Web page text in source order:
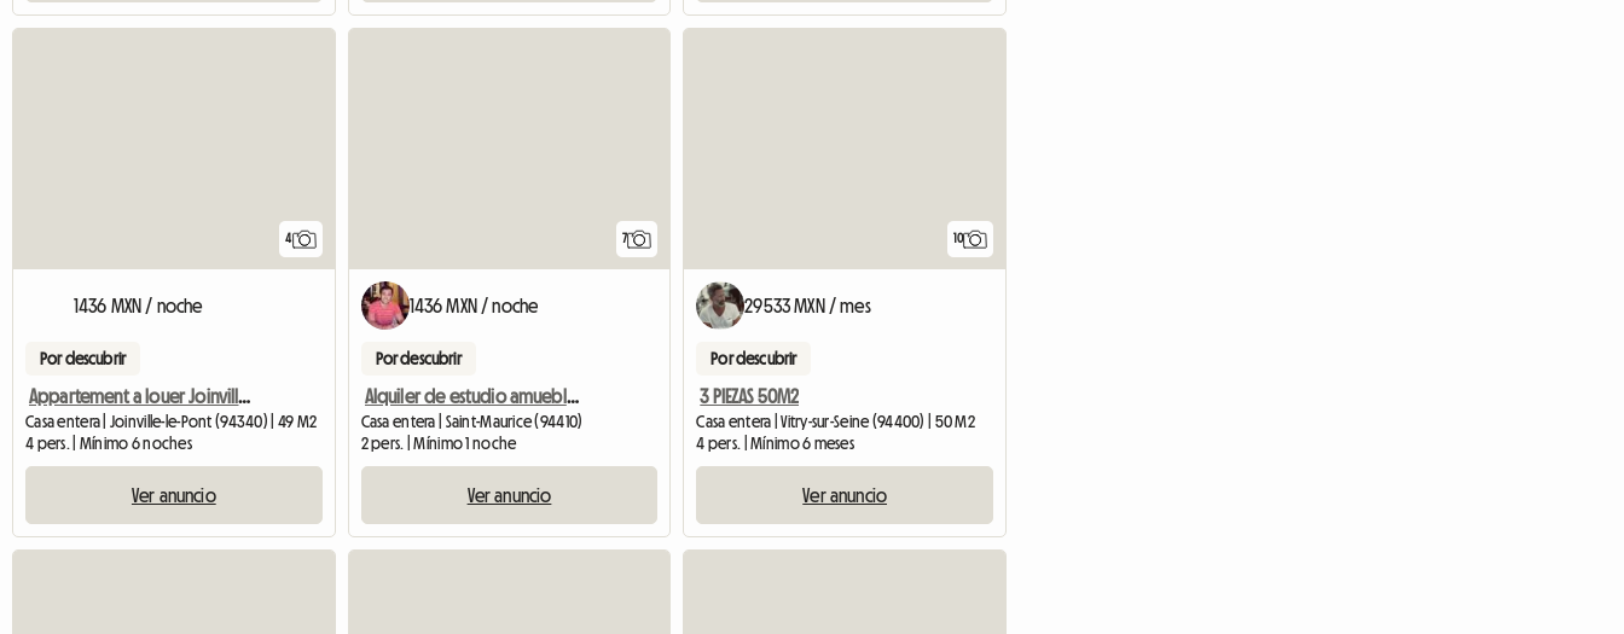
4
1436 MXN / noche
Por descubrir
Appartement a louer Joinville le pont
Casa entera | Joinville-le-Pont (94340) | 49 M2
4 pers. | Mínimo 6 noches
Ver anuncio
7
1436 MXN / noche
Por descubrir
Alquiler de estudio amueblado por 1 mes
Casa entera | Saint-Maurice (94410)
2 pers. | Mínimo 1 noche
Ver anuncio
10
29533 MXN / mes
Por descubrir
3 PIEZAS 50M2
Casa entera | Vitry-sur-Seine (94400) | 50 M2
4 pers. | Mínimo 6 meses
Ver anuncio